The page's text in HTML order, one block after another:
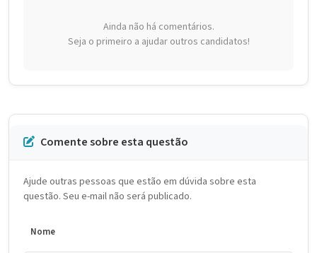
Ainda não há comentários.
Seja o primeiro a ajudar outros candidatos!
Comente sobre esta questão
Ajude outras pessoas que estão em dúvida sobre esta
questão. Seu e-mail não será publicado.
Nome